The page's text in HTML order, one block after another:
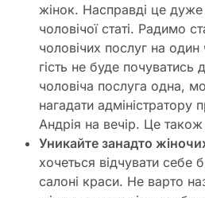
жінок. Насправді це дуже
чоловічої статі. Радимо
чоловічих послуг на
гість не буде
чоловіча послуга одна,
нагадати адміністратору
Андрія на вечір. Це
Уникайте занадто
хочеться відчувати себе
салоні краси. Не варто